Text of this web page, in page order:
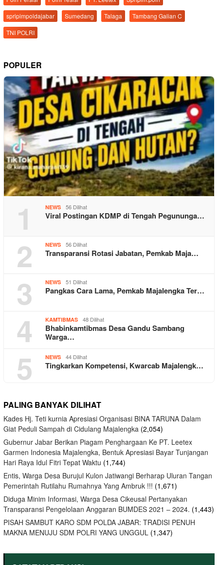
spripimpoldajabar
Sumedang Talaga
Tambang Galian C
TNI POLRI
POPULER
1 NEWS 56 Dilihat
Viral Postingan KDMP di Tengah Pegununga…
2 NEWS 56 Dilihat
Transparansi Rotasi Jabatan, Pemkab Maja…
3 NEWS 51 Dilihat
Pangkas Cara Lama, Pemkab Majalengka Ter…
4 KAMTIBMAS 48 Dilihat
Bhabinkamtibmas Desa Gandu Sambang
Warga…
5 NEWS 44 Dilihat
Tingkarkan Kompetensi, Kwarcab Majalengk…
PALING BANYAK DILIHAT
Kades Hj. Teti kurnia Apresiasi Organisasi BINA TARUNA Dalam
Giat Peduli Sampah di Cidulang Majalengka (2,054)
Gubernur Jabar Berikan Piagam Penghargaan Ke PT. Leetex
Garmen Indonesia Majalengka, Bentuk Apresiasi Bayar Tunjangan
Hari Raya Idul Fitri Tepat Waktu (1,744)
Entis, Warga Desa Burujul Kulon Jatiwangi Berharap Uluran Tangan
Pemerintah Rutilahu Rumahnya Yang Ambruk !!! (1,671)
Diduga Minim Informasi, Warga Desa Cikeusal Pertanyakan
Transparansi Pengelolaan Anggaran BUMDES 2021 – 2024. (1,443)
PISAH SAMBUT KARO SDM POLDA JABAR: TRADISI PENUH
MAKNA MENUJU SDM POLRI YANG UNGGUL (1,347)